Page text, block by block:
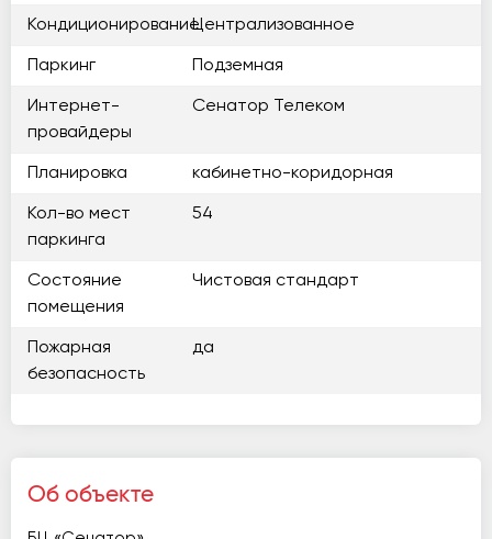
КондиционированиеЦентрализованное
Паркинг Подземная
Интернет-
провайдеры
Сенатор Телеком
Планировка кабинетно-коридорная
Кол-во мест
паркинга
54
Состояние
помещения
Чистовая стандарт
Пожарная
безопасность
да
Об объекте